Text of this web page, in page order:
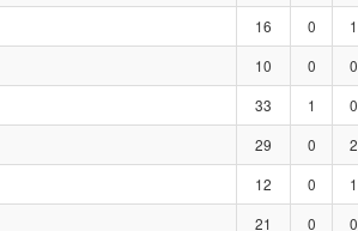
16 0 1
10 0 0
33 1 0
29 0 2
12 0 1
21 0 0